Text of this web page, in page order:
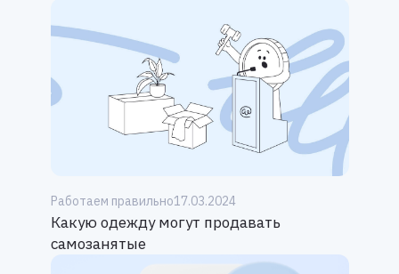
Работаем правильно17.03.2024
Какую одежду могут продавать
самозанятые